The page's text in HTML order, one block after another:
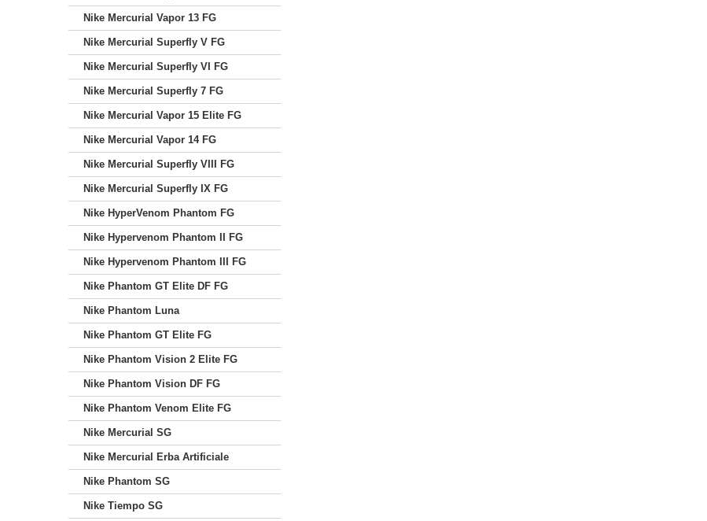
Nike Mercurial Vapor 13 FG
Nike Mercurial Superfly V FG
Nike Mercurial Superfly VI FG
Nike Mercurial Superfly 7 FG
Nike Mercurial Vapor 15 Elite FG
Nike Mercurial Vapor 14 FG
Nike Mercurial Superfly VIII FG
Nike Mercurial Superfly IX FG
Nike HyperVenom Phantom FG
Nike Hypervenom Phantom II FG
Nike Hypervenom Phantom III FG
Nike Phantom GT Elite DF FG
Nike Phantom Luna
Nike Phantom GT Elite FG
Nike Phantom Vision 2 Elite FG
Nike Phantom Vision DF FG
Nike Phantom Venom Elite FG
Nike Mercurial SG
Nike Mercurial Erba Artificiale
Nike Phantom SG
Nike Tiempo SG